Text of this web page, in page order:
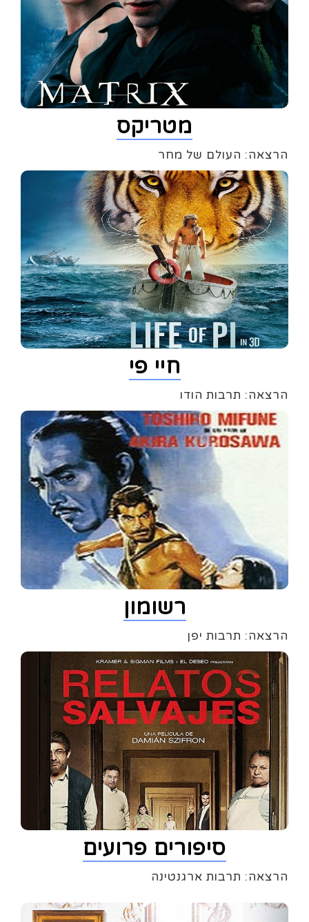
מטריקס
הרצאה: העולם של מחר
חיי פי
הרצאה: תרבות הודו
רשומון
הרצאה: תרבות יפן
סיפורים פרועים
הרצאה: תרבות ארגנטינה